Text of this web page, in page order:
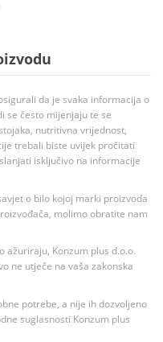
da je svaka informacija o
se često mijenjaju te se
nutritivna vrijednost,
trebali biste uvijek pročitati
isključivo na informacije
o bilo kojoj marki proizvoda
molimo obratite nam
ažuriraju, Konzum plus d.o.o.
ne utječe na vaša zakonska
potrebe, a nije ih dozvoljeno
suglasnosti Konzum plus